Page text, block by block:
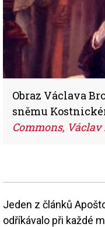
Obraz Václava
sněmu
Commons,
Jeden z článků
odříkávalo při každé